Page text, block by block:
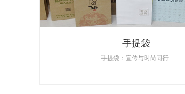
手提袋
手提袋：宣传与时尚同行